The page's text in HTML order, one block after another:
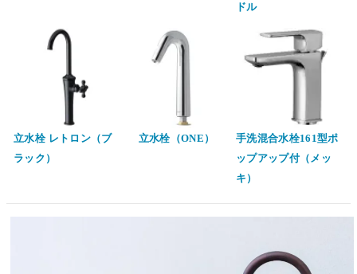
ドル
立水栓 レトロン（ブ
ラック）
立水栓（ONE）
手洗混合水栓161型ポ
ップアップ付（メッ
キ）